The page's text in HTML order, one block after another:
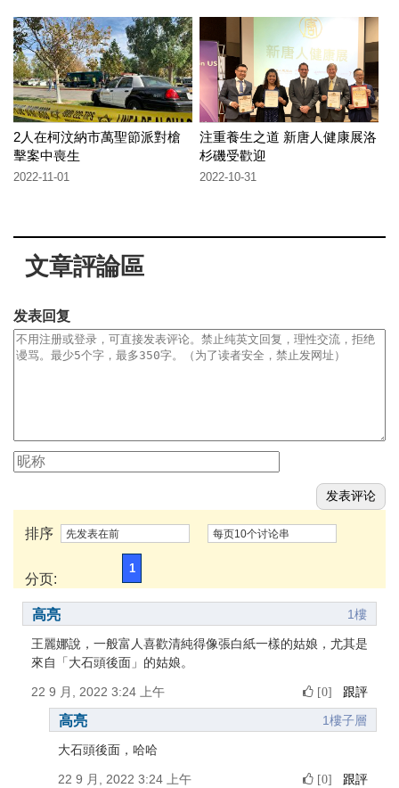
2人在柯汶納市萬聖節派對槍
擊案中喪生
2022-11-01
注重養生之道 新唐人健康展洛
杉磯受歡迎
2022-10-31
文章評論區
发表回复
排序 先发表在前 每页10个讨论串
分页:
1
高亮 1樓
王麗娜說，一般富人喜歡清純得像張白紙一樣的姑娘，尤其是
來自「大石頭後面」的姑娘。
22 9 月, 2022 3:24 上午 [0] 跟評
高亮 1樓子層
大石頭後面，哈哈
22 9 月, 2022 3:24 上午 [0] 跟評